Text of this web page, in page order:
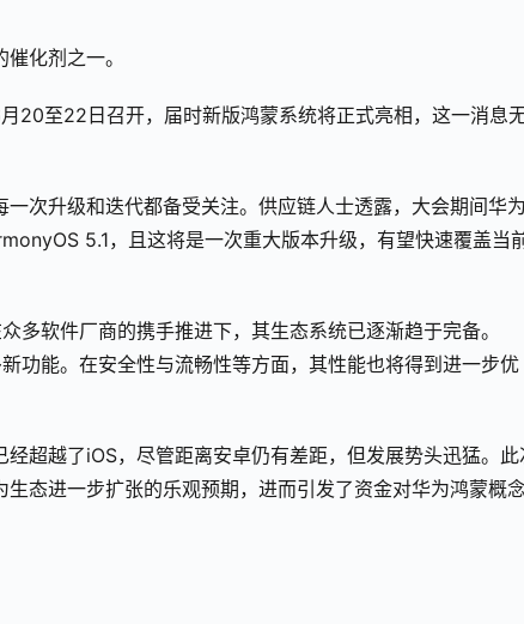
化剂之一。
20至22日召开，届时新版鸿蒙系统将正式亮相，这一消息
次升级和迭代都备受关注。供应链人士透露，大会期间华
5.1，且这将是一次重大版本升级，有望快速覆盖当
软件厂商的携手推进下，其生态系统已逐渐趋于完备。
功能。在安全性与流畅性等方面，其性能也将得到进一步优
超越了iOS，尽管距离安卓仍有差距，但发展势头迅猛。此
态进一步扩张的乐观预期，进而引发了资金对华为鸿蒙概